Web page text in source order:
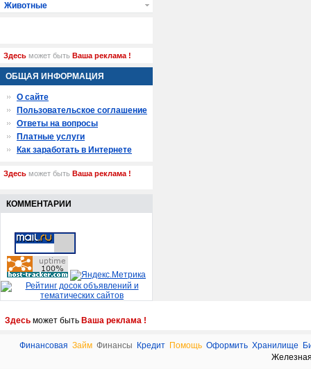
Животные
Здесь может быть Ваша реклама !
ОБЩАЯ ИНФОРМАЦИЯ
О сайте
Пользовательское соглашение
Ответы на вопросы
Платные услуги
Как заработать в Интернете
Здесь может быть Ваша реклама !
КОММЕНТАРИИ
Здесь может быть Ваша реклама !
Финансовая Займ Финансы Кредит Помощь Оформить Хранилище